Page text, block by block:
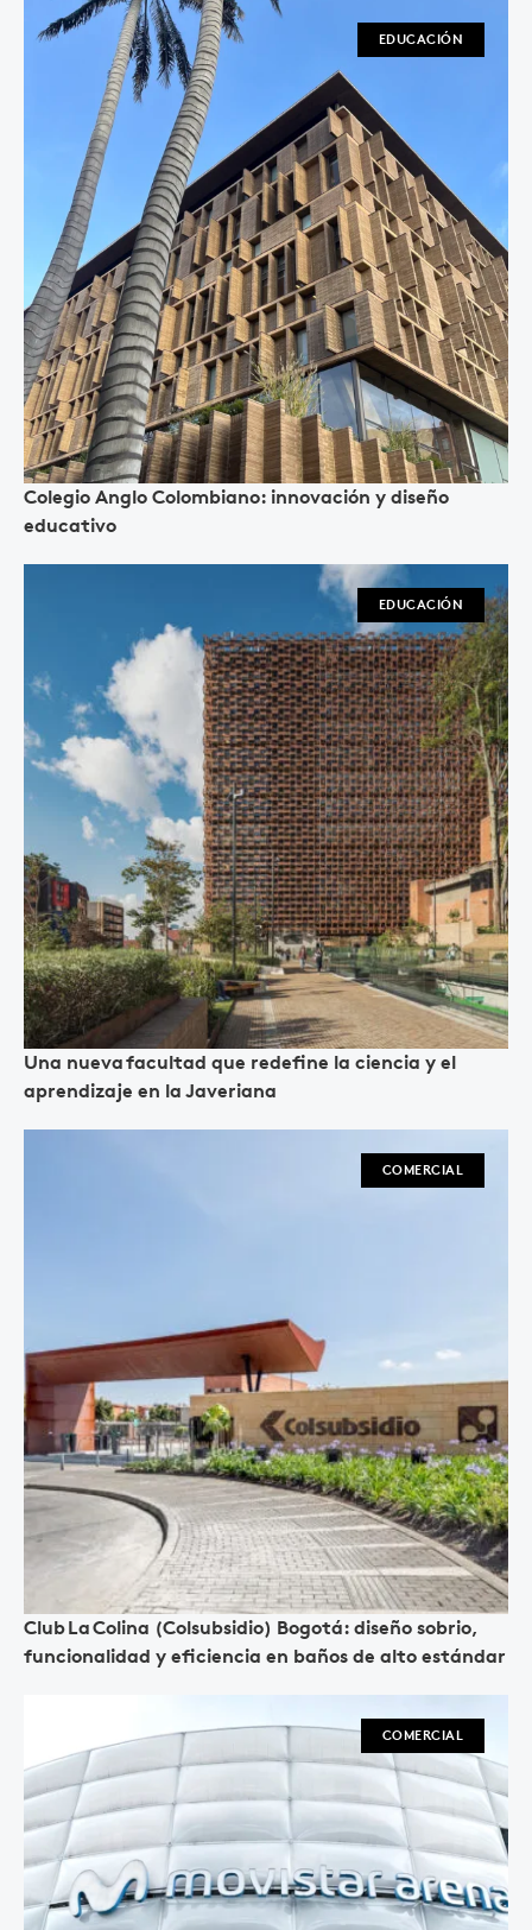
EDUCACIÓN
Colegio Anglo Colombiano: innovación y diseño
educativo
EDUCACIÓN
Una nueva facultad que redefine la ciencia y el
aprendizaje en la Javeriana
COMERCIAL
Club La Colina (Colsubsidio) Bogotá: diseño sobrio,
funcionalidad y eficiencia en baños de alto estándar
COMERCIAL